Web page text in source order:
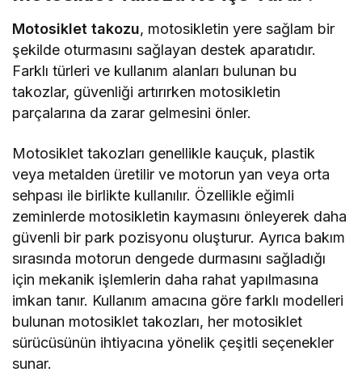
Motosiklet takozu, motosikletin yere sağlam bir
şekilde oturmasını sağlayan destek aparatıdır.
Farklı türleri ve kullanım alanları bulunan bu
takozlar, güvenliği artırırken motosikletin
parçalarına da zarar gelmesini önler.
Motosiklet takozları genellikle kauçuk, plastik
veya metalden üretilir ve motorun yan veya orta
sehpası ile birlikte kullanılır. Özellikle eğimli
zeminlerde motosikletin kaymasını önleyerek daha
güvenli bir park pozisyonu oluşturur. Ayrıca bakım
sırasında motorun dengede durmasını sağladığı
için mekanik işlemlerin daha rahat yapılmasına
imkan tanır. Kullanım amacına göre farklı modelleri
bulunan motosiklet takozları, her motosiklet
sürücüsünün ihtiyacına yönelik çeşitli seçenekler
sunar.